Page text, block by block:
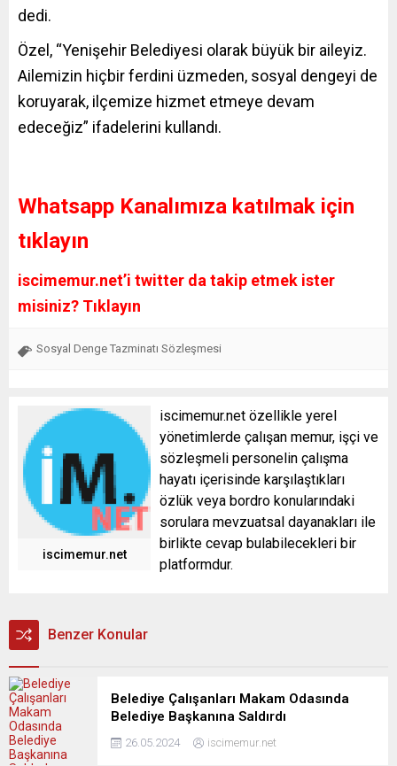
dedi.
Özel, “Yenişehir Belediyesi olarak büyük bir aileyiz.
Ailemizin hiçbir ferdini üzmeden, sosyal dengeyi de
koruyarak, ilçemize hizmet etmeye devam
edeceğiz” ifadelerini kullandı.
Whatsapp Kanalımıza katılmak için
tıklayın
iscimemur.net’i twitter da takip etmek ister
misiniz? Tıklayın
Sosyal Denge Tazminatı Sözleşmesi
iscimemur.net
iscimemur.net özellikle yerel
yönetimlerde çalışan memur, işçi ve
sözleşmeli personelin çalışma
hayatı içerisinde karşılaştıkları
özlük veya bordro konularındaki
sorulara mevzuatsal dayanakları ile
birlikte cevap bulabilecekleri bir
platformdur.
Benzer Konular
Belediye Çalışanları Makam Odasında
Belediye Başkanına Saldırdı
26.05.2024 iscimemur.net